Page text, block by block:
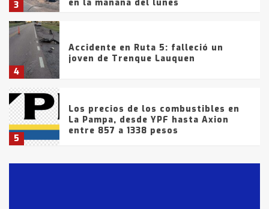
3
en la mañana del lunes
4
Accidente en Ruta 5: falleció un
joven de Trenque Lauquen
5
Los precios de los combustibles en
La Pampa, desde YPF hasta Axion
entre 857 a 1338 pesos